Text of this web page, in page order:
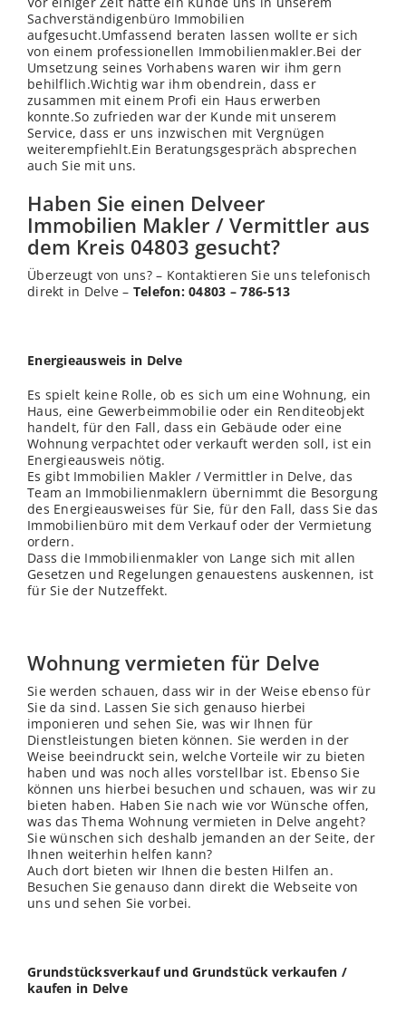
Sachverständigenbüro Immobilien
aufgesucht.Umfassend beraten lassen wollte er sich
von einem professionellen Immobilienmakler.Bei der
Umsetzung seines Vorhabens waren wir ihm gern
behilflich.Wichtig war ihm obendrein, dass er
zusammen mit einem Profi ein Haus erwerben
konnte.So zufrieden war der Kunde mit unserem
Service, dass er uns inzwischen mit Vergnügen
weiterempfiehlt.Ein Beratungsgespräch absprechen
auch Sie mit uns.
Haben Sie einen Delveer
Immobilien Makler / Vermittler aus
dem Kreis 04803 gesucht?
Überzeugt von uns? – Kontaktieren Sie uns telefonisch
direkt in Delve – Telefon: 04803 – 786-513
Energieausweis in Delve
Es spielt keine Rolle, ob es sich um eine Wohnung, ein
Haus, eine Gewerbeimmobilie oder ein Renditeobjekt
handelt, für den Fall, dass ein Gebäude oder eine
Wohnung verpachtet oder verkauft werden soll, ist ein
Energieausweis nötig.
Es gibt Immobilien Makler / Vermittler in Delve, das
Team an Immobilienmaklern übernimmt die Besorgung
des Energieausweises für Sie, für den Fall, dass Sie das
Immobilienbüro mit dem Verkauf oder der Vermietung
ordern.
Dass die Immobilienmakler von Lange sich mit allen
Gesetzen und Regelungen genauestens auskennen, ist
für Sie der Nutzeffekt.
Wohnung vermieten für Delve
Sie werden schauen, dass wir in der Weise ebenso für
Sie da sind. Lassen Sie sich genauso hierbei
imponieren und sehen Sie, was wir Ihnen für
Dienstleistungen bieten können. Sie werden in der
Weise beeindruckt sein, welche Vorteile wir zu bieten
haben und was noch alles vorstellbar ist. Ebenso Sie
können uns hierbei besuchen und schauen, was wir zu
bieten haben. Haben Sie nach wie vor Wünsche offen,
was das Thema Wohnung vermieten in Delve angeht?
Sie wünschen sich deshalb jemanden an der Seite, der
Ihnen weiterhin helfen kann?
Auch dort bieten wir Ihnen die besten Hilfen an.
Besuchen Sie genauso dann direkt die Webseite von
uns und sehen Sie vorbei.
Grundstücksverkauf und Grundstück verkaufen /
kaufen in Delve